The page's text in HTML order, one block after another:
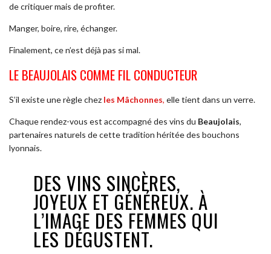
de critiquer mais de profiter.
Manger, boire, rire, échanger.
Finalement, ce n’est déjà pas si mal.
LE BEAUJOLAIS COMME FIL CONDUCTEUR
S’il existe une règle chez les Mâchonnes, elle tient dans un verre.
Chaque rendez-vous est accompagné des vins du Beaujolais,
partenaires naturels de cette tradition héritée des bouchons
lyonnais.
DES VINS SINCÈRES,
JOYEUX ET GÉNÉREUX. À
L’IMAGE DES FEMMES QUI
LES DÉGUSTENT.